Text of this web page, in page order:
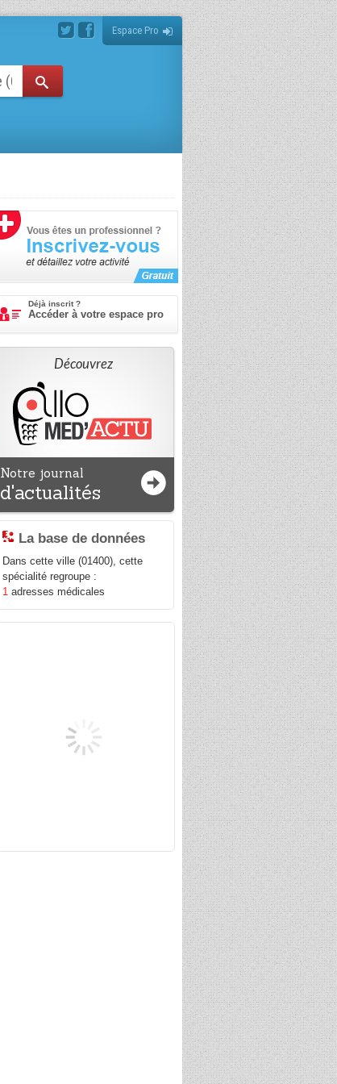
Espace Pro
Déjà inscrit ?
Accéder à votre espace pro
Découvrez
Notre journal
d'actualités
La base de données
Dans cette ville (01400), cette
spécialité regroupe :
1 adresses médicales